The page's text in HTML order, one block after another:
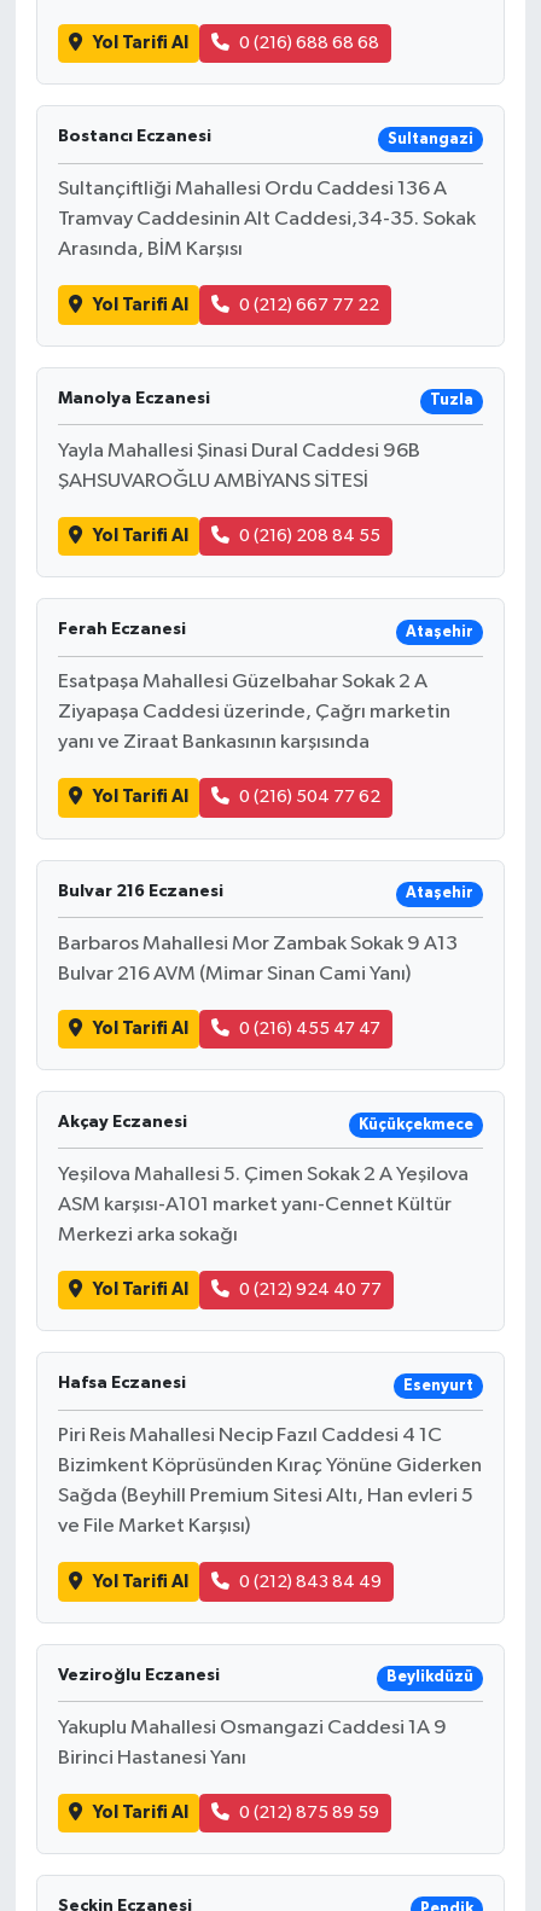
Yol Tarifi Al 0 (216) 688 68 68
Bostancı Eczanesi Sultangazi
Sultançiftliği Mahallesi Ordu Caddesi 136 A
Tramvay Caddesinin Alt Caddesi,34-35. Sokak
Arasında, BİM Karşısı
Yol Tarifi Al 0 (212) 667 77 22
Manolya Eczanesi Tuzla
Yayla Mahallesi Şinasi Dural Caddesi 96B
ŞAHSUVAROĞLU AMBİYANS SİTESİ
Yol Tarifi Al 0 (216) 208 84 55
Ferah Eczanesi Ataşehir
Esatpaşa Mahallesi Güzelbahar Sokak 2 A
Ziyapaşa Caddesi üzerinde, Çağrı marketin
yanı ve Ziraat Bankasının karşısında
Yol Tarifi Al 0 (216) 504 77 62
Bulvar 216 Eczanesi Ataşehir
Barbaros Mahallesi Mor Zambak Sokak 9 A13
Bulvar 216 AVM (Mimar Sinan Cami Yanı)
Yol Tarifi Al 0 (216) 455 47 47
Akçay Eczanesi Küçükçekmece
Yeşilova Mahallesi 5. Çimen Sokak 2 A Yeşilova
ASM karşısı-A101 market yanı-Cennet Kültür
Merkezi arka sokağı
Yol Tarifi Al 0 (212) 924 40 77
Hafsa Eczanesi Esenyurt
Piri Reis Mahallesi Necip Fazıl Caddesi 4 1C
Bizimkent Köprüsünden Kıraç Yönüne Giderken
Sağda (Beyhill Premium Sitesi Altı, Han evleri 5
ve File Market Karşısı)
Yol Tarifi Al 0 (212) 843 84 49
Veziroğlu Eczanesi Beylikdüzü
Yakuplu Mahallesi Osmangazi Caddesi 1A 9
Birinci Hastanesi Yanı
Yol Tarifi Al 0 (212) 875 89 59
Seçkin Eczanesi